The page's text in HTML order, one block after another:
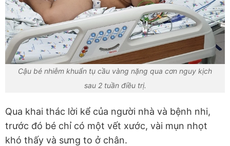
Cậu bé nhiễm khuẩn tụ cầu vàng nặng qua cơn nguy kịch
sau 2 tuần điều trị.
Qua khai thác lời kể của người nhà và bệnh nhi,
trước đó bé chỉ có một vết xước, vài mụn nhọt
khó thấy và sưng to ở chân.